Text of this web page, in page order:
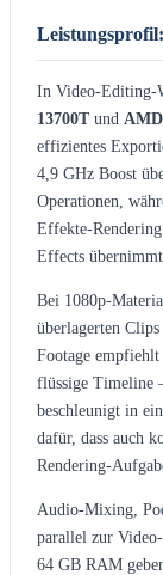
Leistungsprofil:
In Video-Editing-
13700Tund
effizientes
4,9 GHz Boost
Operationen,
Effekte-
Effects
Bei 1080p-
überlagerten
Footage
flüssige Timeline
beschleunigt in
dafür, dass auch
Rendering-
Audio-Mixing,
parallel zur
64 GB RAM